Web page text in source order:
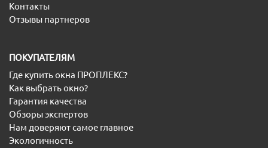
Контакты
Отзывы партнеров
ПОКУПАТЕЛЯМ
Где купить окна ПРОПЛЕКС?
Как выбрать окно?
Гарантия качества
Обзоры экспертов
Нам доверяют самое главное
Экологичность